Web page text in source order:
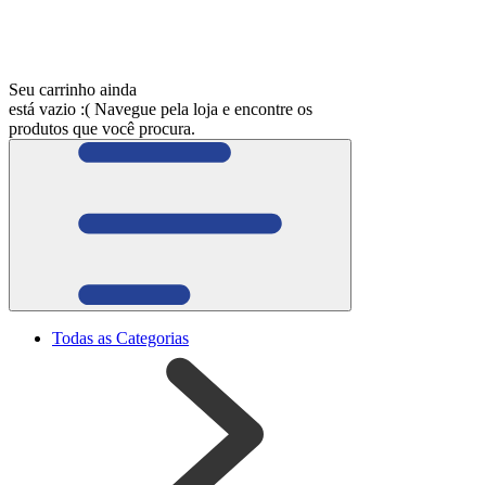
Seu carrinho ainda
está vazio :( Navegue pela loja e encontre os
produtos que você procura.
Todas as Categorias